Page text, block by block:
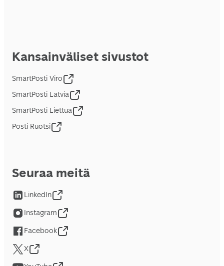
Kansainväliset sivustot
SmartPosti Viro
SmartPosti Latvia
SmartPosti Liettua
Posti Ruotsi
Seuraa meitä
LinkedIn
Instagram
Facebook
X